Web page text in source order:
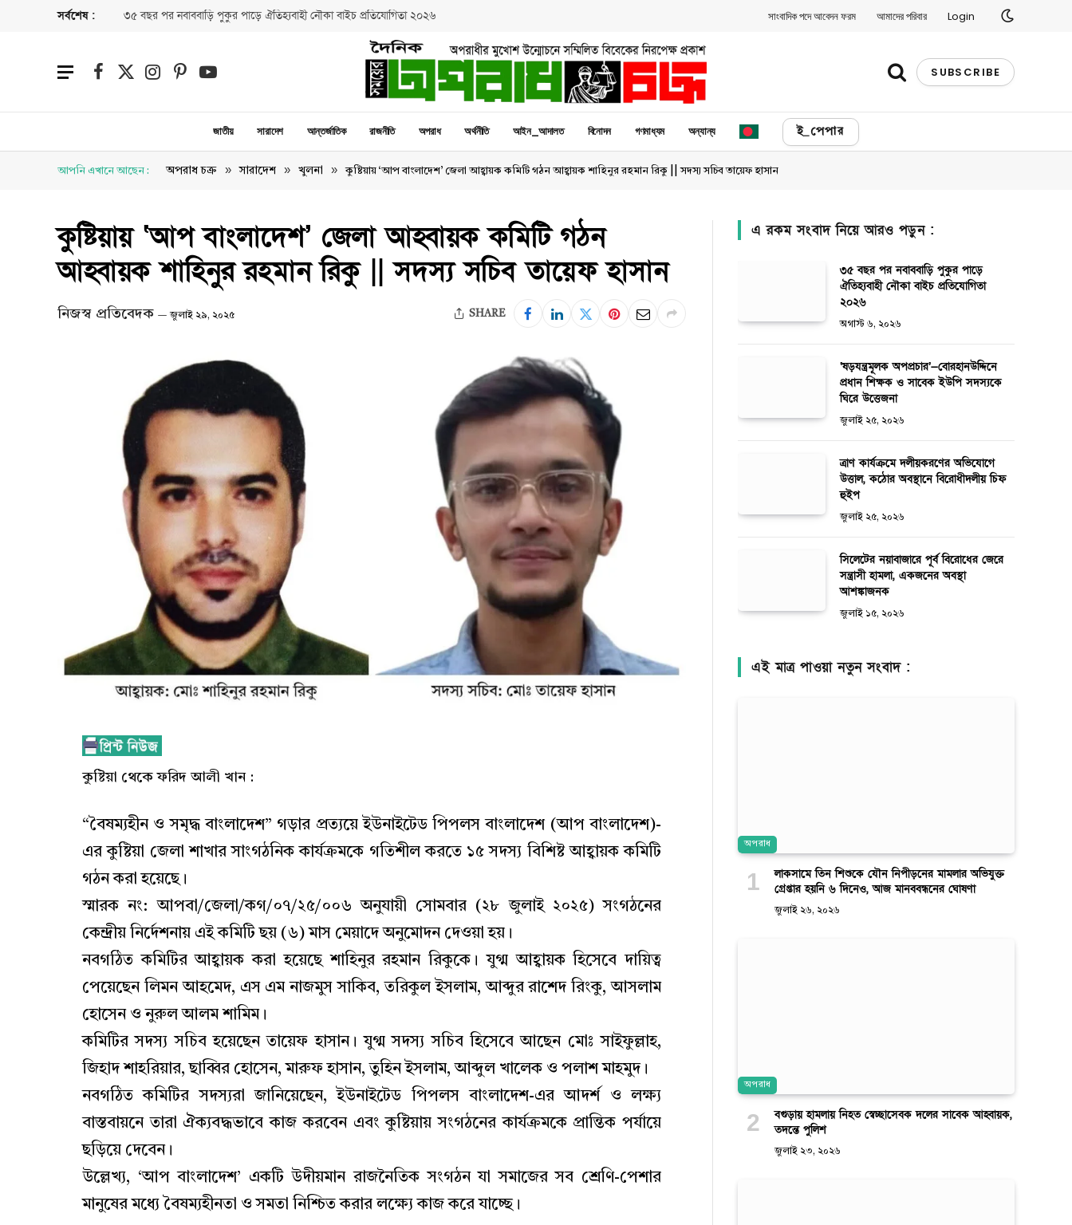
সর্বশেষ : ৩৫ বছর পর নবাববাড়ি পুকুর পাড়ে ঐতিহ্যবাহী নৌকা বাইচ প্রতিযোগিতা ২০২৬ সাংবাদিক পদে আবেদন ফরম আমাদের পরিবার Login
Facebook
X
Instagram
PinterestYouTube SUBSCRIBE
জাতীয় সারাদেশ আন্তর্জাতিক রাজনীতি অপরাধ অর্থনীতি আইন_আদালত বিনোদন গণমাধ্যম অন্যান্য ই_পেপার
আপনি এখানে আছেন : অপরাধ চক্র » সারাদেশ » খুলনা » কুষ্টিয়ায় ‘আপ বাংলাদেশ’ জেলা আহ্বায়ক কমিটি গঠন আহ্বায়ক শাহিনুর রহমান রিকু || সদস্য সচিব তায়েফ হাসান
কুষ্টিয়ায় ‘আপ বাংলাদেশ’ জেলা আহ্বায়ক কমিটি গঠন
আহ্বায়ক শাহিনুর রহমান রিকু || সদস্য সচিব তায়েফ হাসান
নিজস্ব প্রতিবেদক জুলাই ২৯, ২০২৫ SHARE
কুষ্টিয়া থেকে ফরিদ আলী খান :
“বৈষম্যহীন ও সমৃদ্ধ বাংলাদেশ” গড়ার প্রত্যয়ে ইউনাইটেড পিপলস বাংলাদেশ (আপ বাংলাদেশ)-
এর কুষ্টিয়া জেলা শাখার সাংগঠনিক কার্যক্রমকে গতিশীল করতে ১৫ সদস্য বিশিষ্ট আহ্বায়ক কমিটি
গঠন করা হয়েছে।
স্মারক নং: আপবা/জেলা/কগ/০৭/২৫/০০৬ অনুযায়ী সোমবার (২৮ জুলাই ২০২৫) সংগঠনের
কেন্দ্রীয় নির্দেশনায় এই কমিটি ছয় (৬) মাস মেয়াদে অনুমোদন দেওয়া হয়।
নবগঠিত কমিটির আহ্বায়ক করা হয়েছে শাহিনুর রহমান রিকুকে। যুগ্ম আহ্বায়ক হিসেবে দায়িত্ব
পেয়েছেন লিমন আহমেদ, এস এম নাজমুস সাকিব, তরিকুল ইসলাম, আব্দুর রাশেদ রিংকু, আসলাম
হোসেন ও নুরুল আলম শামিম।
কমিটির সদস্য সচিব হয়েছেন তায়েফ হাসান। যুগ্ম সদস্য সচিব হিসেবে আছেন মোঃ সাইফুল্লাহ,
জিহাদ শাহরিয়ার, ছাব্বির হোসেন, মারুফ হাসান, তুহিন ইসলাম, আব্দুল খালেক ও পলাশ মাহমুদ।
নবগঠিত কমিটির সদস্যরা জানিয়েছেন, ইউনাইটেড পিপলস বাংলাদেশ-এর আদর্শ ও লক্ষ্য
বাস্তবায়নে তারা ঐক্যবদ্ধভাবে কাজ করবেন এবং কুষ্টিয়ায় সংগঠনের কার্যক্রমকে প্রান্তিক পর্যায়ে
ছড়িয়ে দেবেন।
উল্লেখ্য, ‘আপ বাংলাদেশ’ একটি উদীয়মান রাজনৈতিক সংগঠন যা সমাজের সব শ্রেণি-পেশার
মানুষের মধ্যে বৈষম্যহীনতা ও সমতা নিশ্চিত করার লক্ষ্যে কাজ করে যাচ্ছে।
এ রকম সংবাদ নিয়ে আরও পড়ুন :
৩৫ বছর পর নবাববাড়ি পুকুর পাড়ে
ঐতিহ্যবাহী নৌকা বাইচ প্রতিযোগিতা
২০২৬
অগাস্ট ৬, ২০২৬
‘ষড়যন্ত্রমূলক অপপ্রচার’—বোরহানউদ্দিনে
প্রধান শিক্ষক ও সাবেক ইউপি সদস্যকে
ঘিরে উত্তেজনা
জুলাই ২৫, ২০২৬
ত্রাণ কার্যক্রমে দলীয়করণের অভিযোগে
উত্তাল, কঠোর অবস্থানে বিরোধীদলীয় চিফ
হুইপ
জুলাই ২৫, ২০২৬
সিলেটের নয়াবাজারে পূর্ব বিরোধের জেরে
সন্ত্রাসী হামলা, একজনের অবস্থা
আশঙ্কাজনক
জুলাই ১৫, ২০২৬
এই মাত্র পাওয়া নতুন সংবাদ :
অপরাধ
লাকসামে তিন শিশুকে যৌন নিপীড়নের মামলার অভিযুক্ত
গ্রেপ্তার হয়নি ৬ দিনেও, আজ মানববন্ধনের ঘোষণা
জুলাই ২৬, ২০২৬
অপরাধ
বগুড়ায় হামলায় নিহত স্বেচ্ছাসেবক দলের সাবেক আহ্বায়ক,
তদন্তে পুলিশ
জুলাই ২৩, ২০২৬